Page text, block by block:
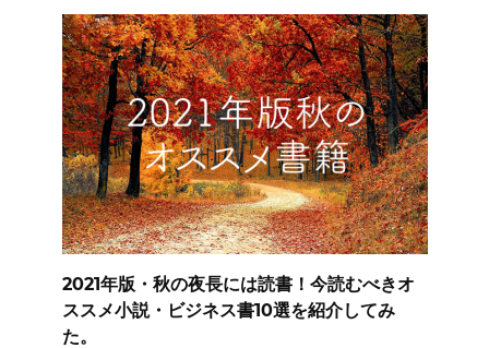
2021年版・秋の夜長には読書！今読むべきオ
ススメ小説・ビジネス書10選を紹介してみ
た。